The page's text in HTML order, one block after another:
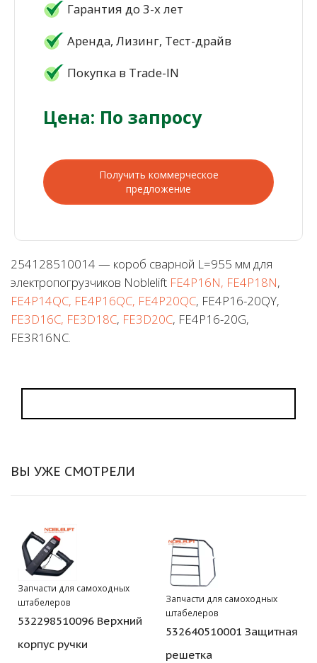
Гарантия до 3-х лет
Аренда, Лизинг, Тест-драйв
Покупка в Trade-IN
Цена: По запросу
Получить коммерческое
предложение
254128510014 — короб сварной L=955 мм для
электропогрузчиков Noblelift FE4P16N, FE4P18N,
FE4P14QC, FE4P16QC, FE4P20QC, FE4P16-20QY,
FE3D16C, FE3D18C, FE3D20C, FE4P16-20G,
FE3R16NC.
ВЫ УЖЕ СМОТРЕЛИ
Запчасти для самоходных
штабелеров
532298510096 Верхний
корпус ручки
Запчасти для самоходных
штабелеров
532640510001 Защитная
решетка